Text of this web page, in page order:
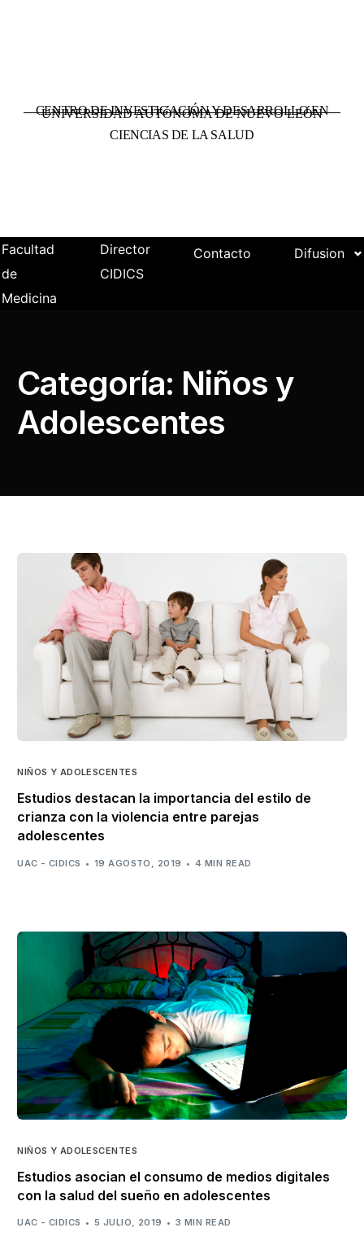
UNIVERSIDAD AUTÓNOMA DE NUEVO LEÓN
CENTRO DE INVESTIGACIÓN Y DESARROLLO EN
CIENCIAS DE LA SALUD
Facultad
de
Medicina
Director
CIDICS
Contacto Difusion
Categoría: Niños y
Adolescentes
NIÑOS Y ADOLESCENTES
Estudios destacan la importancia del estilo de
crianza con la violencia entre parejas
adolescentes
UAC - CIDICS 19 AGOSTO, 2019 4 MIN READ
NIÑOS Y ADOLESCENTES
Estudios asocian el consumo de medios digitales
con la salud del sueño en adolescentes
UAC - CIDICS 5 JULIO, 2019 3 MIN READ